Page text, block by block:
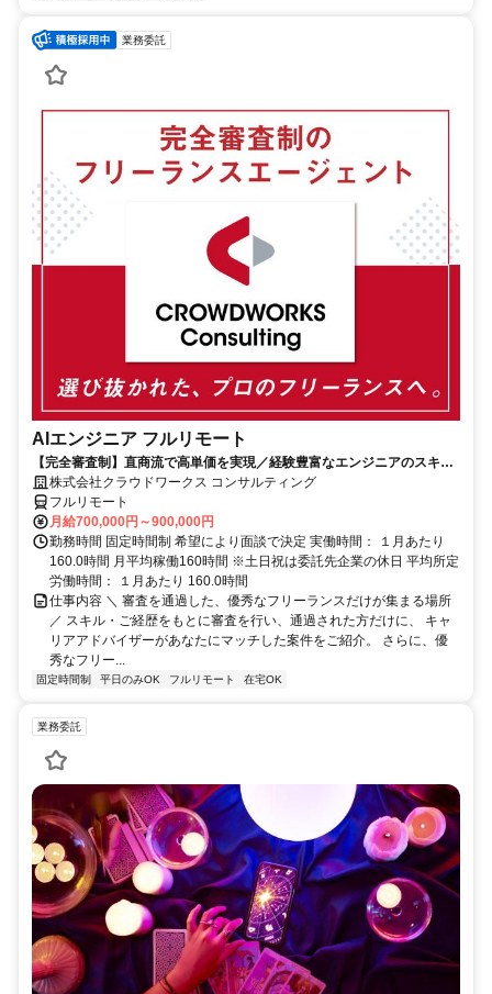
業務委託
AIエンジニア フルリモート
【完全審査制】直商流で高単価を実現／経験豊富なエンジニアのスキル
に合致した案件を多数保有
株式会社クラウドワークス コンサルティング
フルリモート
月給700,000円～900,000円
勤務時間 固定時間制 希望により面談で決定 実働時間： １月あたり
160.0時間 月平均稼働160時間 ※土日祝は委託先企業の休日 平均所定
労働時間： １月あたり 160.0時間
仕事内容 ＼ 審査を通過した、優秀なフリーランスだけが集まる場所
／ スキル・ご経歴をもとに審査を行い、通過された方だけに、 キャ
リアアドバイザーがあなたにマッチした案件をご紹介。 さらに、優
秀なフリー...
固定時間制 平日のみOK フルリモート 在宅OK
業務委託